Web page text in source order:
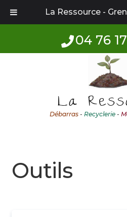
La Ressource -
04 76
La
Débarras - Recyclerie -
Outils